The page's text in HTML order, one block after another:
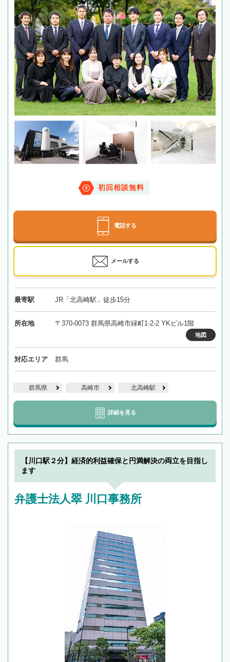
初回相談無料
電話する
メールする
最寄駅 JR「北高崎駅」徒歩15分
所在地 〒370-0073 群馬県高崎市緑町1-2-2 YKビル1階
地図
対応エリア 群馬
群馬県 高崎市 北高崎駅
詳細を見る
【川口駅２分】経済的利益確保と円満解決の両立を目指し
ます
弁護士法人翠 川口事務所